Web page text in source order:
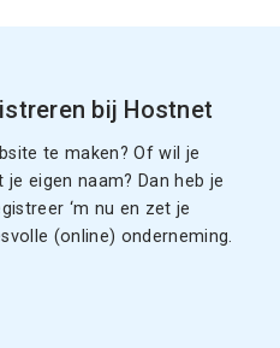
bij Hostnet
te maken? Of wil je
eigen naam? Dan heb je
‘m nu en zet je
(online) onderneming.